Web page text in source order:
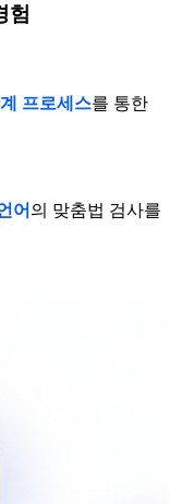
험
프로세스를 통한
어 의 맞춤법 검사를